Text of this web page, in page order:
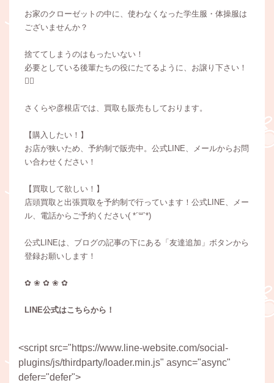
お家のクローゼットの中に、使わなくなった学生服・体操服は
ございませんか？
捨ててしまうのはもったいない！
必要としている後輩たちの役にたてるように、お譲り下さい！
🙇‍♀️
さくらや彦根店では、買取も販売もしております。
【購入したい！】
お店が狭いため、予約制で販売中。公式LINE、メールからお問
い合わせください！
【買取して欲しい！】
店頭買取と出張買取を予約制で行っています！公式LINE、メー
ル、電話からご予約ください( *´꒳`*)
公式LINEは、ブログの記事の下にある「友達追加」ボタンから
登録お願いします！
✿ ❀ ✿ ❀ ✿
LINE公式はこちらから！
<script src="https://www.line-website.com/social-
plugins/js/thirdparty/loader.min.js" async="async"
defer="defer">